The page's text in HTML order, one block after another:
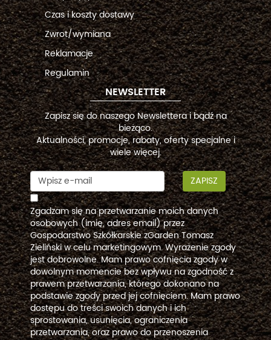
Czas i koszty dostawy
Zwrot/wymiana
Reklamacje
Regulamin
NEWSLETTER
Zapisz się do naszego Newslettera i bądź na
bieżąco.
Aktualności, promocje, rabaty, oferty specjalne i
wiele więcej.
ZAPISZ
Zgadzam się na przetwarzanie moich danych
osobowych (imię, adres email) przez
Gospodarstwo Szkółkarskie zGarden Tomasz
Zieliński w celu marketingowym. Wyrażenie zgody
jest dobrowolne. Mam prawo cofnięcia zgody w
dowolnym momencie bez wpływu na zgodność z
prawem przetwarzania, którego dokonano na
podstawie zgody przed jej cofnięciem. Mam prawo
dostępu do treści swoich danych i ich
sprostowania, usunięcia, ograniczenia
przetwarzania, oraz prawo do przenoszenia